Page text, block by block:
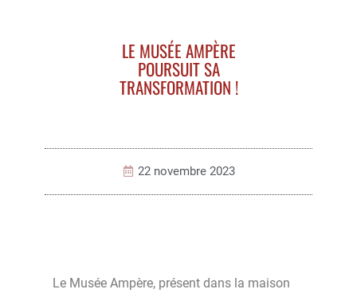
LE MUSÉE AMPÈRE
POURSUIT SA
TRANSFORMATION !
22 novembre 2023
Le Musée Ampère, présent dans la maison